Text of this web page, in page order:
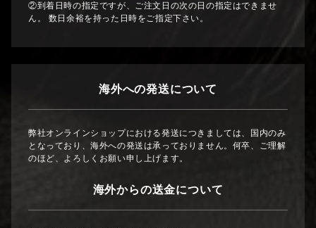
②到着日時の指定ですが、ご注文日の次の日の指定はできませ
ん。 数日余裕を持った日時をご指定下さい。
海外への発送について
弊社オンラインショップにおける発送につきましては、国内のみ
となっており、海外への発送は承っておりません。何卒、ご理解
のほど、よろしくお願い申し上げます。
海外からの送金について